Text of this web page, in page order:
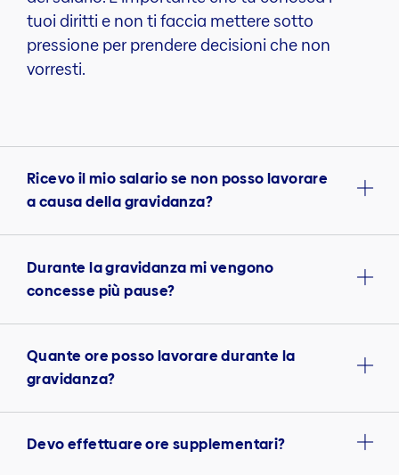
tuoi diritti e non ti faccia mettere sotto
pressione per prendere decisioni che non
vorresti.
Ricevo il mio salario se non posso lavorare
a causa della gravidanza?
Durante la gravidanza mi vengono
concesse più pause?
Quante ore posso lavorare durante la
gravidanza?
Devo effettuare ore supplementari?